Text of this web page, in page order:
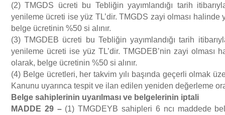
(2) TMGDS ücreti bu Tebliğin yayımlandığı tarih
yenileme ücreti ise yüz TL’dir. TMGDS zayi olması
belge ücretinin %50 si alınır.
(3) TMGDEB ücreti bu Tebliğin yayımlandığı tarih
yenileme ücreti ise yüz TL’dir. TMGDEB’nin zayi olması
olarak, belge ücretinin %50 si alınır.
(4) Belge ücretleri, her takvim yılı başında geçerli olmak
Kanunu uyarınca tespit ve ilan edilen yeniden değerleme
Belge sahiplerinin uyarı lması ve belgelerinin iptali
MADDE 29 –(1) TMGDEYB sahipleri 6 ncı maddede